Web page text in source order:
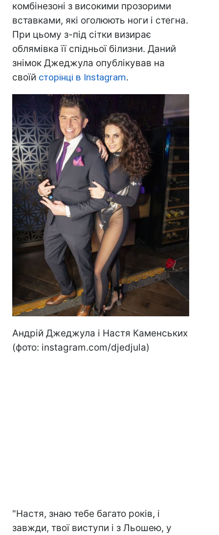
комбінезоні з високими прозорими
вставками, які оголюють ноги і стегна.
При цьому з-під сітки визирає
облямівка її спідньої білизни. Даний
знімок Джеджула опублікував на
своїй сторінці в Instagram.
Андрій Джеджула і Настя Каменських
(фото: instagram.com/djedjula)
"Настя, знаю тебе багато років, і
завжди, твої виступи і з Льошею, у